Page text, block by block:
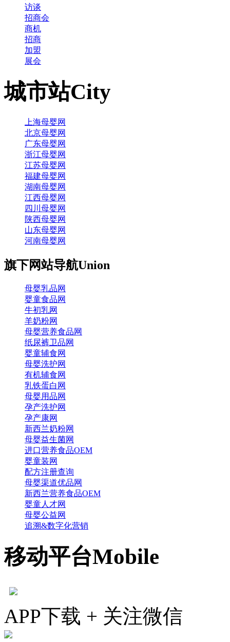
访谈
招商会
商机
招商
加盟
展会
城市站City
上海母婴网
北京母婴网
广东母婴网
浙江母婴网
江苏母婴网
福建母婴网
湖南母婴网
江西母婴网
四川母婴网
陕西母婴网
山东母婴网
河南母婴网
旗下网站导航Union
母婴乳品网
婴童食品网
牛初乳网
羊奶粉网
母婴营养食品网
纸尿裤卫品网
婴童辅食网
母婴洗护网
有机辅食网
乳铁蛋白网
母婴用品网
孕产洗护网
孕产康网
新西兰奶粉网
母婴益生菌网
进口营养食品OEM
婴童装网
配方注册查询
母婴渠道优品网
新西兰营养食品OEM
婴童人才网
母婴公益网
追溯&数字化营销
移动平台Mobile
APP下载 + 关注微信